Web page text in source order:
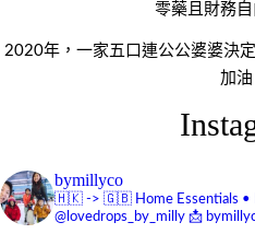
零藥且財務自
2020年，一家五口連公公婆婆決
加油
bymillyco
🇭🇰 -> 🇬🇧 Home Essentials •
@lovedrops_by_milly 📩